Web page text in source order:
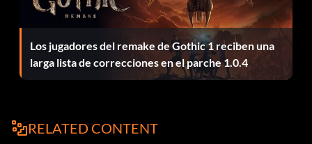
Los jugadores del remake de Gothic 1 reciben una
larga lista de correcciones en el parche 1.0.4
RELATED CONTENT